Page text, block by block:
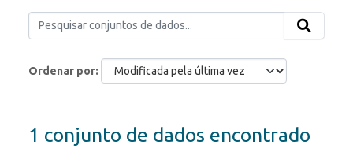
Ordenar por
1 conjunto de dados encontrado